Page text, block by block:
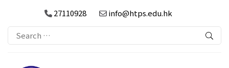
27110928 info@htps.edu.hk
Search
for: